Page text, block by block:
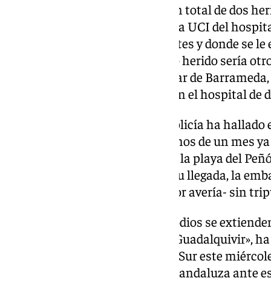
La colisión se ha saldado con un total de dos
que se encuentra ingresado en la UCI del
trasladado por los propios agentes y donde se
entre otras lesiones. El segundo herido sería
compañeros dejaron en Sanlúcar de
por la Benemérita e ingresado en el hospital de
Mientras tanto en Málaga, la Policía ha
‘zodiac’ en sus costas -hace menos de un mes
y otra en Estepona-, esta vez en la playa del
inmediaciones de la capital. A su llegada, la
abandonada -probablemente por avería- sin
«Lamentablemente, estos episodios se
costas andaluzas y también al Guadalquivir»,
Sanz en una entrevista a Canal Sur este
inquietud de la Administración andaluza ante